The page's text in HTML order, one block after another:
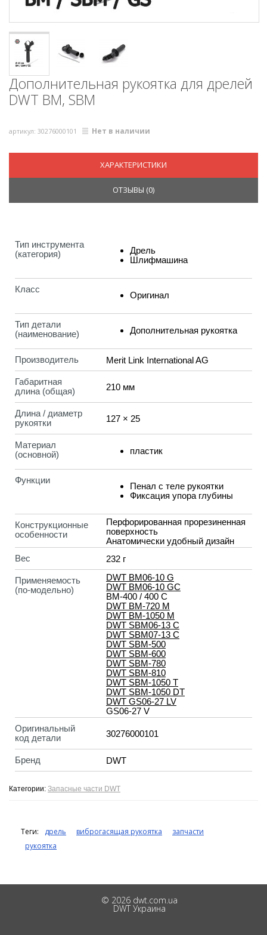
Дополнительная рукоятка для дрелей
DWT BM, SBM
артикул: 30276000101 Нет в наличии
ХАРАКТЕРИСТИКИ
ОТЗЫВЫ (0)
Тип инструмента
(категория)
Дрель
Шлифмашина
Класс
Оригинал
Тип детали
(наименование)
Дополнительная рукоятка
Производитель Merit Link International AG
Габаритная
длина (общая)
210 мм
Длина / диаметр
рукоятки
127 × 25
Материал
(основной)
пластик
Функции
Пенал с теле рукоятки
Фиксация упора глубины
Конструкционные
особенности
Перфорированная прорезиненная
поверхность
Анатомически удобный дизайн
Вес
232 г
Применяемость
(по-модельно)
DWT BM06-10 G
DWT BM06-10 GС
BM-400 / 400 C
DWT BM-720 M
DWT BM-1050 M
DWT SBM06-13 C
DWT SBM07-13 C
DWT SBM-500
DWT SBM-600
DWT SBM-780
DWT SBM-810
DWT SBM-1050 T
DWT SBM-1050 DT
DWT GS06-27 LV
GS06-27 V
Оригинальный
код детали
30276000101
Бренд DWT
Категории: Запасные части DWT
Теги: дрель виброгасящая рукоятка
запчасти
рукоятка
© 2026 dwt.com.ua
DWT Украина